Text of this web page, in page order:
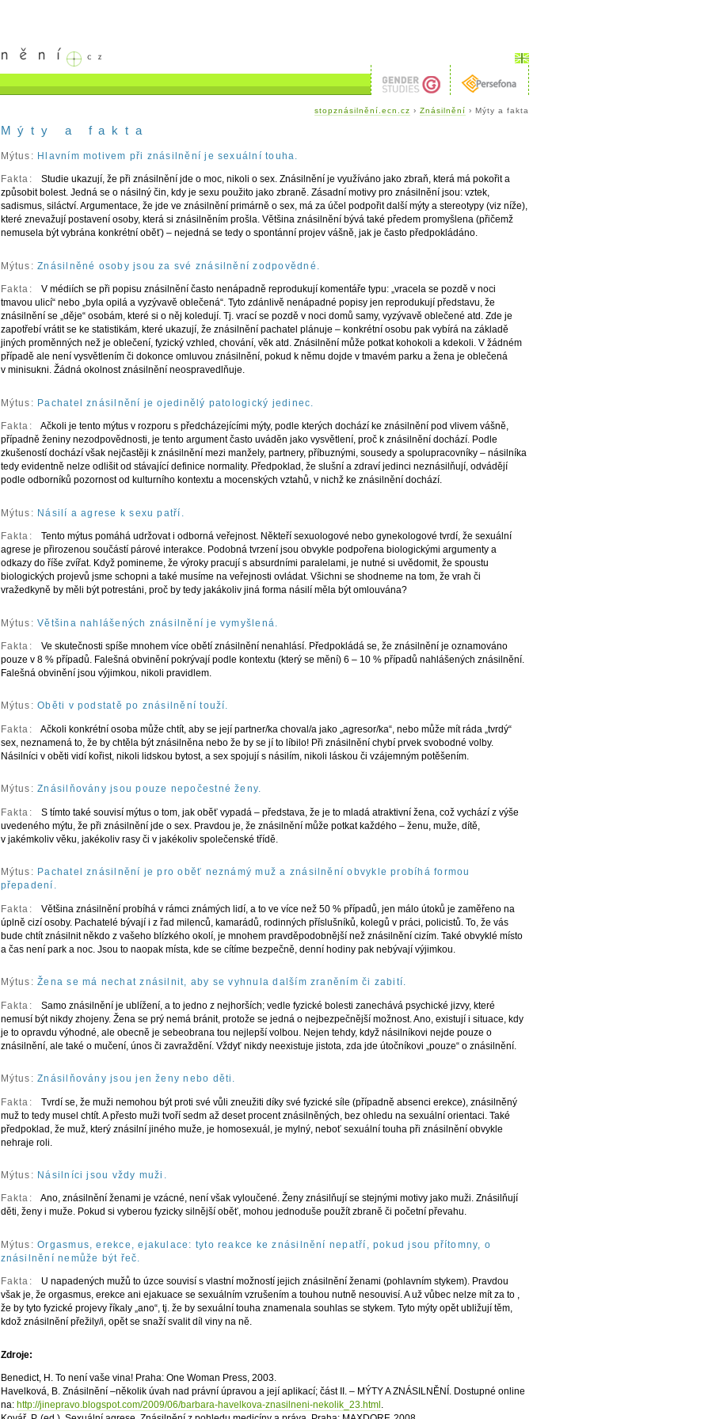
stopznásilnění.ecn.cz › Znásilnění › Mýty a fakta
Mýty a fakta
Mýtus: Hlavním motivem při znásilnění je sexuální touha.
Fakta:
Studie ukazují, že při znásilnění jde o moc, nikoli o sex. Znásilnění je využíváno jako zbraň, která má pokořit a
způsobit bolest. Jedná se o násilný čin, kdy je sexu použito jako zbraně. Zásadní motivy pro znásilnění jsou: vztek,
sadismus, siláctví. Argumentace, že jde ve znásilnění primárně o sex, má za účel podpořit další mýty a stereotypy (viz níže),
které znevažují postavení osoby, která si znásilněním prošla. Většina znásilnění bývá také předem promyšlena (přičemž
nemusela být vybrána konkrétní oběť) – nejedná se tedy o spontánní projev vášně, jak je často předpokládáno.
Mýtus: Znásilněné osoby jsou za své znásilnění zodpovědné.
Fakta:
V médiích se při popisu znásilnění často nenápadně reprodukují komentáře typu: „vracela se pozdě v noci
tmavou ulicí“ nebo „byla opilá a vyzývavě oblečená“. Tyto zdánlivě nenápadné popisy jen reprodukují představu, že
znásilnění se „děje“ osobám, které si o něj koledují. Tj. vrací se pozdě v noci domů samy, vyzývavě oblečené atd. Zde je
zapotřebí vrátit se ke statistikám, které ukazují, že znásilnění pachatel plánuje – konkrétní osobu pak vybírá na základě
jiných proměnných než je oblečení, fyzický vzhled, chování, věk atd. Znásilnění může potkat kohokoli a kdekoli. V žádném
případě ale není vysvětlením či dokonce omluvou znásilnění, pokud k němu dojde v tmavém parku a žena je oblečená
v minisukni. Žádná okolnost znásilnění neospravedlňuje.
Mýtus: Pachatel znásilnění je ojedinělý patologický jedinec.
Fakta:
Ačkoli je tento mýtus v rozporu s předcházejícími mýty, podle kterých dochází ke znásilnění pod vlivem vášně,
případně ženiny nezodpovědnosti, je tento argument často uváděn jako vysvětlení, proč k znásilnění dochází. Podle
zkušeností dochází však nejčastěji k znásilnění mezi manžely, partnery, příbuznými, sousedy a spolupracovníky – násilníka
tedy evidentně nelze odlišit od stávající definice normality. Předpoklad, že slušní a zdraví jedinci neznásilňují, odvádějí
podle odborníků pozornost od kulturního kontextu a mocenských vztahů, v nichž ke znásilnění dochází.
Mýtus: Násilí a agrese k sexu patří.
Fakta:
Tento mýtus pomáhá udržovat i odborná veřejnost. Někteří sexuologové nebo gynekologové tvrdí, že sexuální
agrese je přirozenou součástí párové interakce. Podobná tvrzení jsou obvykle podpořena biologickými argumenty a
odkazy do říše zvířat. Když pomineme, že výroky pracují s absurdními paralelami, je nutné si uvědomit, že spoustu
biologických projevů jsme schopni a také musíme na veřejnosti ovládat. Všichni se shodneme na tom, že vrah či
vražedkyně by měli být potrestáni, proč by tedy jakákoliv jiná forma násilí měla být omlouvána?
Mýtus: Většina nahlášených znásilnění je vymyšlená.
Fakta:
Ve skutečnosti spíše mnohem více obětí znásilnění nenahlásí. Předpokládá se, že znásilnění je oznamováno
pouze v 8 % případů. Falešná obvinění pokrývají podle kontextu (který se mění) 6 – 10 % případů nahlášených znásilnění.
Falešná obvinění jsou výjimkou, nikoli pravidlem.
Mýtus: Oběti v podstatě po znásilnění touží.
Fakta:
Ačkoli konkrétní osoba může chtít, aby se její partner/ka choval/a jako „agresor/ka“, nebo může mít ráda „tvrdý“
sex, neznamená to, že by chtěla být znásilněna nebo že by se jí to líbilo! Při znásilnění chybí prvek svobodné volby.
Násilníci v oběti vidí kořist, nikoli lidskou bytost, a sex spojují s násilím, nikoli láskou či vzájemným potěšením.
Mýtus: Znásilňovány jsou pouze nepočestné ženy.
Fakta:
S tímto také souvisí mýtus o tom, jak oběť vypadá – představa, že je to mladá atraktivní žena, což vychází z výše
uvedeného mýtu, že při znásilnění jde o sex. Pravdou je, že znásilnění může potkat každého – ženu, muže, dítě,
v jakémkoliv věku, jakékoliv rasy či v jakékoliv společenské třídě.
Mýtus: Pachatel znásilnění je pro oběť neznámý muž a znásilnění obvykle probíhá formou
přepadení.
Fakta:
Většina znásilnění probíhá v rámci známých lidí, a to ve více než 50 % případů, jen málo útoků je zaměřeno na
úplně cizí osoby. Pachatelé bývají i z řad milenců, kamarádů, rodinných příslušníků, kolegů v práci, policistů. To, že vás
bude chtít znásilnit někdo z vašeho blízkého okolí, je mnohem pravděpodobnější než znásilnění cizím. Také obvyklé místo
a čas není park a noc. Jsou to naopak místa, kde se cítíme bezpečně, denní hodiny pak nebývají výjimkou.
Mýtus: Žena se má nechat znásilnit, aby se vyhnula dalším zraněním či zabití.
Fakta:
Samo znásilnění je ublížení, a to jedno z nejhorších; vedle fyzické bolesti zanechává psychické jizvy, které
nemusí být nikdy zhojeny. Žena se prý nemá bránit, protože se jedná o nejbezpečnější možnost. Ano, existují i situace, kdy
je to opravdu výhodné, ale obecně je sebeobrana tou nejlepší volbou. Nejen tehdy, když násilníkovi nejde pouze o
znásilnění, ale také o mučení, únos či zavraždění. Vždyť nikdy neexistuje jistota, zda jde útočníkovi „pouze“ o znásilnění.
Mýtus: Znásilňovány jsou jen ženy nebo děti.
Fakta:
Tvrdí se, že muži nemohou být proti své vůli zneužiti díky své fyzické síle (případně absenci erekce), znásilněný
muž to tedy musel chtít. A přesto muži tvoří sedm až deset procent znásilněných, bez ohledu na sexuální orientaci. Také
předpoklad, že muž, který znásilní jiného muže, je homosexuál, je mylný, neboť sexuální touha při znásilnění obvykle
nehraje roli.
Mýtus: Násilníci jsou vždy muži.
Fakta:
Ano, znásilnění ženami je vzácné, není však vyloučené. Ženy znásilňují se stejnými motivy jako muži. Znásilňují
děti, ženy i muže. Pokud si vyberou fyzicky silnější oběť, mohou jednoduše použít zbraně či početní převahu.
Mýtus: Orgasmus, erekce, ejakulace: tyto reakce ke znásilnění nepatří, pokud jsou přítomny, o
znásilnění nemůže být řeč.
Fakta:
U napadených mužů to úzce souvisí s vlastní možností jejich znásilnění ženami (pohlavním stykem). Pravdou
však je, že orgasmus, erekce ani ejakuace se sexuálním vzrušením a touhou nutně nesouvisí. A už vůbec nelze mít za to ,
že by tyto fyzické projevy říkaly „ano“, tj. že by sexuální touha znamenala souhlas se stykem. Tyto mýty opět ubližují těm,
kdož znásilnění přežily/i, opět se snaží svalit díl viny na ně.
Zdroje:
Benedict, H. To není vaše vina! Praha: One Woman Press, 2003.
Havelková, B. Znásilnění –několik úvah nad právní úpravou a její aplikací; část II. – MÝTY A ZNÁSILNĚNÍ. Dostupné online
na: http://jinepravo.blogspot.com/2009/06/barbara-havelkova-znasilneni-nekolik_23.html .